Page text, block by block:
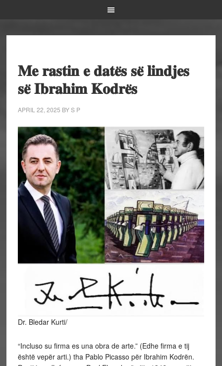
𝐌𝐞 𝐫𝐚𝐬𝐭𝐢𝐧 𝐞 𝐝𝐚𝐭𝐞̈𝐬 𝐬𝐞̈ 𝐥𝐢𝐧𝐝𝐣𝐞𝐬
𝐬𝐞̈ 𝐈𝐛𝐫𝐚𝐡𝐢𝐦 𝐊𝐨𝐝𝐫𝐞̈𝐬
APRIL 22, 2025 BYS P
Dr. Bledar Kurti/
“Incluso su firma es una obra de arte.” (Edhe firma e tij
është vepër arti.) tha Pablo Picasso për Ibrahim Kodrën.